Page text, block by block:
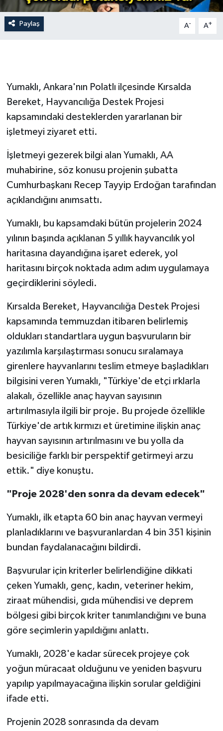
Paylaş A- A+
Yumaklı, Ankara'nın Polatlı ilçesinde Kırsalda
Bereket, Hayvancılığa Destek Projesi
kapsamındaki desteklerden yararlanan bir
işletmeyi ziyaret etti.
İşletmeyi gezerek bilgi alan Yumaklı, AA
muhabirine, söz konusu projenin şubatta
Cumhurbaşkanı Recep Tayyip Erdoğan tarafından
açıklandığını anımsattı.
Yumaklı, bu kapsamdaki bütün projelerin 2024
yılının başında açıklanan 5 yıllık hayvancılık yol
haritasına dayandığına işaret ederek, yol
haritasını birçok noktada adım adım uygulamaya
geçirdiklerini söyledi.
Kırsalda Bereket, Hayvancılığa Destek Projesi
kapsamında temmuzdan itibaren belirlemiş
oldukları standartlara uygun başvuruların bir
yazılımla karşılaştırması sonucu sıralamaya
girenlere hayvanlarını teslim etmeye başladıkları
bilgisini veren Yumaklı, "Türkiye'de etçi ırklarla
alakalı, özellikle anaç hayvan sayısının
artırılmasıyla ilgili bir proje. Bu projede özellikle
Türkiye'de artık kırmızı et üretimine ilişkin anaç
hayvan sayısının artırılmasını ve bu yolla da
besiciliğe farklı bir perspektif getirmeyi arzu
ettik." diye konuştu.
"Proje 2028'den sonra da devam edecek"
Yumaklı, ilk etapta 60 bin anaç hayvan vermeyi
planladıklarını ve başvuranlardan 4 bin 351 kişinin
bundan faydalanacağını bildirdi.
Başvurular için kriterler belirlendiğine dikkati
çeken Yumaklı, genç, kadın, veteriner hekim,
ziraat mühendisi, gıda mühendisi ve deprem
bölgesi gibi birçok kriter tanımlandığını ve buna
göre seçimlerin yapıldığını anlattı.
Yumaklı, 2028'e kadar sürecek projeye çok
yoğun müracaat olduğunu ve yeniden başvuru
yapılıp yapılmayacağına ilişkin sorular geldiğini
ifade etti.
Projenin 2028 sonrasında da devam
Resmî ilanlar
Spor
Tarım ve Ekonomi
Teknoloji
Yaşam